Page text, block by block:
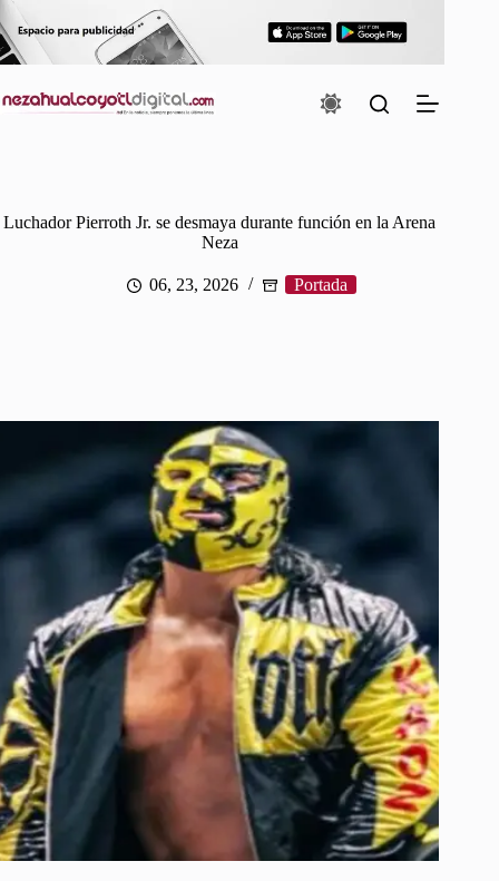
Saltar
al
contenido
Luchador Pierroth Jr. se desmaya durante función en la Arena
Neza
06, 23, 2026 Portada